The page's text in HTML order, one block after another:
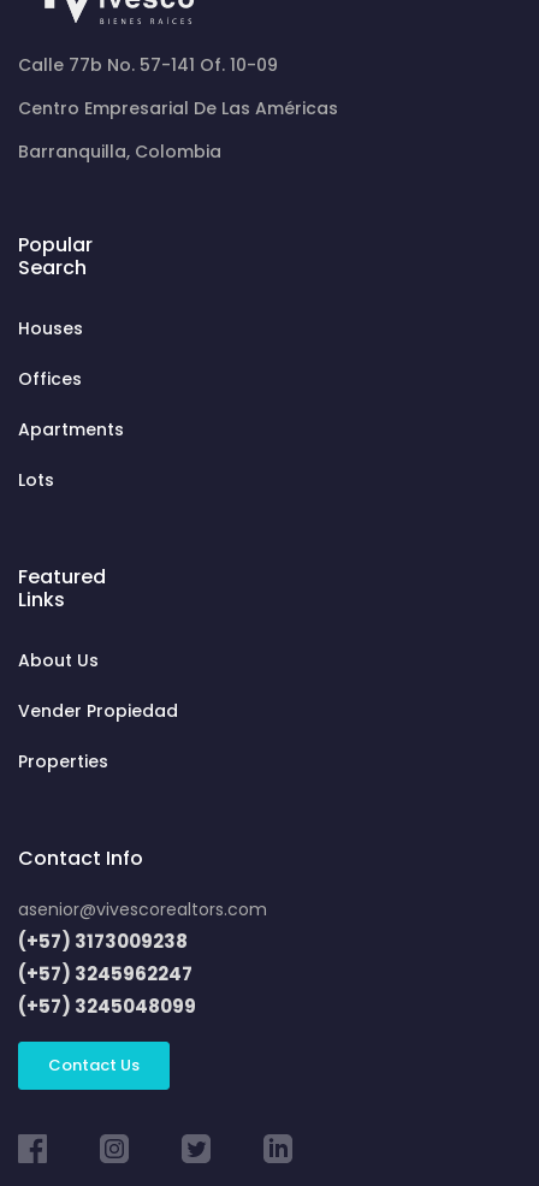
Calle 77b No. 57-141 Of. 10-09
Centro Empresarial De Las Américas
Barranquilla, Colombia
Popular
Search
Houses
Offices
Apartments
Lots
Featured
Links
About Us
Vender Propiedad
Properties
Contact Info
asenior@vivescorealtors.com
(+57) 3173009238
(+57) 3245962247
(+57) 3245048099
Contact Us